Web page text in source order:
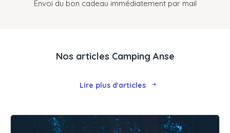
Envoi du bon cadeau immédiatement par mail
Nos articles Camping Anse
Lire plus d'articles